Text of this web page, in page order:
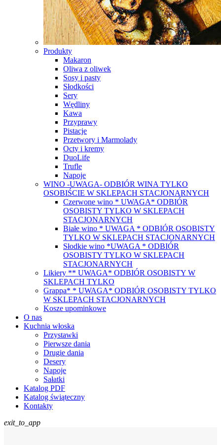
Produkty
Makaron
Oliwa z oliwek
Sosy i pasty
Słodkości
Sery
Wędliny
Kawa
Przyprawy
Pistacje
Przetwory i Marmolady
Octy i kremy
DuoLife
Trufle
Napoje
WINO -UWAGA- ODBIÓR WINA TYLKO
OSOBIŚCIE W SKLEPACH STACJONARNYCH
Czerwone wino * UWAGA* ODBIÓR
OSOBISTY TYLKO W SKLEPACH
STACJONARNYCH
Białe wino * UWAGA * ODBIÓR OSOBISTY
TYLKO W SKLEPACH STACJONARNYCH
Słodkie wino *UWAGA * ODBIÓR
OSOBISTY TYLKO W SKLEPACH
STACJONARNYCH
Likiery ** UWAGA* ODBIÓR OSOBISTY W
SKLEPACH TYLKO
Grappa* * UWAGA* ODBIÓR OSOBISTY TYLKO
W SKLEPACH STACJONARNYCH
Kosze upominkowe
O nas
Kuchnia włoska
Przystawki
Pierwsze dania
Drugie dania
Desery
Napoje
Sałatki
Katalog PDF
Katalog świąteczny
Kontakty
exit_to_app